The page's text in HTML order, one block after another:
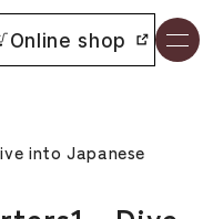
Online shop
す
into Japanese